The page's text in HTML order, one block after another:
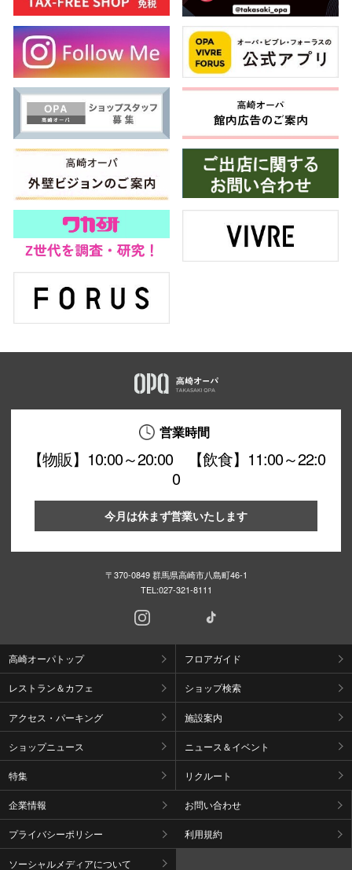
営業時間
【物販】10:00～20:00 【飲食】11:00～22:0
0
今月は休まず営業いたします
〒370-0849 群馬県高崎市八島町46-1
TEL:027-321-8111
高崎オーパトップ フロアガイド
レストラン＆カフェ ショップ検索
アクセス・パーキング 施設案内
ショップニュース ニュース＆イベント
特集 リクルート
企業情報 お問い合わせ
プライバシーポリシー 利用規約
ソーシャルメディアについて